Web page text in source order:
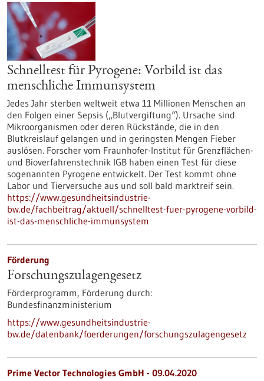
Schnelltest für Pyrogene: Vorbild ist das
menschliche Immunsystem
Jedes Jahr sterben weltweit etwa 11 Millionen Menschen an
den Folgen einer Sepsis („Blutvergiftung“). Ursache sind
Mikroorganismen oder deren Rückstände, die in den
Blutkreislauf gelangen und in geringsten Mengen Fieber
auslösen. Forscher vom Fraunhofer-Institut für Grenzflächen-
und Bioverfahrenstechnik IGB haben einen Test für diese
sogenannten Pyrogene entwickelt. Der Test kommt ohne
Labor und Tierversuche aus und soll bald marktreif sein.
https://www.gesundheitsindustrie-
bw.de/fachbeitrag/aktuell/schnelltest-fuer-pyrogene-vorbild-
ist-das-menschliche-immunsystem
Förderung
Forschungszulagengesetz
Förderprogramm, Förderung durch:
Bundesfinanzministerium
https://www.gesundheitsindustrie-
bw.de/datenbank/foerderungen/forschungszulagengesetz
Prime Vector Technologies GmbH - 09.04.2020